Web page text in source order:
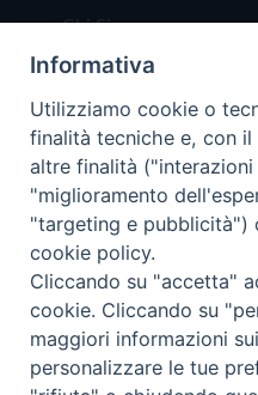
Chi Siamo
Redazione
Scrivici
Copyright © 2019
Trentina Editrice
Privacy Policy
Informativa
Utilizziamo cookie o
finalità tecniche e, con
altre finalità
"miglioramento
"targeting e pubblicità")
cookie policy.
Cliccando su "accetta"
cookie. Cliccando su
maggiori informazioni
personalizzare le tue